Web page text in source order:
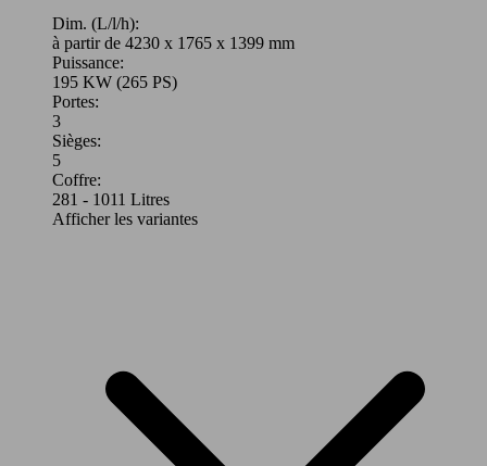
Essence
Model Version
Dim. (L/l/h):
à partir de 4230 x 1765 x 1399 mm
Puissance:
195 KW (265 PS)
Portes:
3
Sièges:
5
Coffre:
281 - 1011 Litres
Afficher les variantes